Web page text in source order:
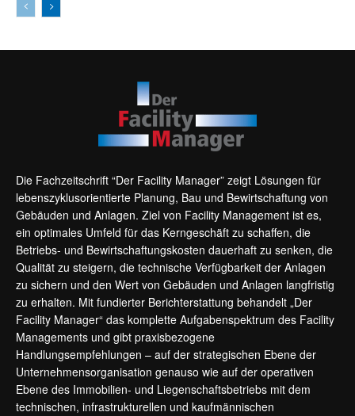
Die Fachzeitschrift “Der Facility Manager” zeigt Lösungen für
lebenszyklusorientierte Planung, Bau und Bewirtschaftung von
Gebäuden und Anlagen. Ziel von Facility Management ist es,
ein optimales Umfeld für das Kerngeschäft zu schaffen, die
Betriebs- und Bewirtschaftungskosten dauerhaft zu senken, die
Qualität zu steigern, die technische Verfügbarkeit der Anlagen
zu sichern und den Wert von Gebäuden und Anlagen langfristig
zu erhalten. Mit fundierter Berichterstattung behandelt „Der
Facility Manager“ das komplette Aufgabenspektrum des Facility
Managements und gibt praxisbezogene
Handlungsempfehlungen – auf der strategischen Ebene der
Unternehmensorganisation genauso wie auf der operativen
Ebene des Immobilien- und Liegenschaftsbetriebs mit dem
technischen, infrastrukturellen und kaufmännischen